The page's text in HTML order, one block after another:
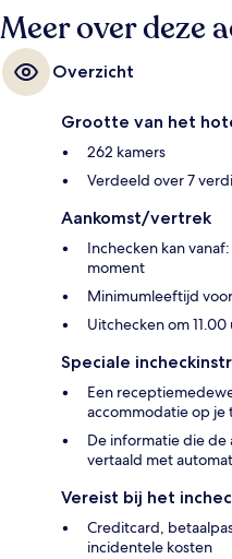
Meer over deze
Overzicht
Grootte van het
262 kamers
Verdeeld over 7
Aankomst/vertrek
Inchecken kan
moment
Minimumleeftijd
Uitchecken om 11.00
Speciale
Een
accommodatie op je
De informatie die
vertaald met
Vereist bij het
Creditcard,
incidentele kosten